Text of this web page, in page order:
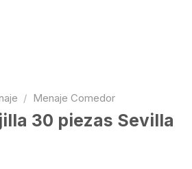
/ Menaje Comedor
30 piezas Sevilla